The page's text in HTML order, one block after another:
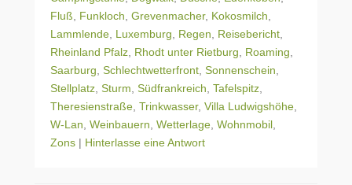
Fluß
Funkloch Grevenmacher, Kokosmilch
Lammlende Luxemburg Regen Reisebericht
Rheinland Pfalz Rhodt unter Rietburg Roaming
Saarburg Schlechtwetterfront Sonnenschein
Stellplatz Sturm Südfrankreich Tafelspitz
Theresienstraße Trinkwasser, Villa Ludwigshöhe
W-Lan Weinbauern Wetterlage Wohnmobil
Zons | Hinterlasse eine Antwort